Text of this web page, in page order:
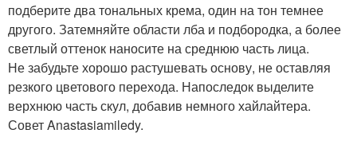
подберите два тональных крема, один на тон темнее
другого. Затемняйте области лба и подбородка, а более
светлый оттенок наносите на среднюю часть лица.
Не забудьте хорошо растушевать основу, не оставляя
резкого цветового перехода. Напоследок выделите
верхнюю часть скул, добавив немного хайлайтера.
Совет Anastasiamiledy.